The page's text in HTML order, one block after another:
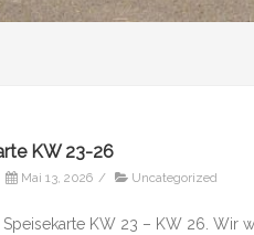
KW 23-26
Mai 13, 2026 / Uncategorized
KW 23 – KW 26. Wir